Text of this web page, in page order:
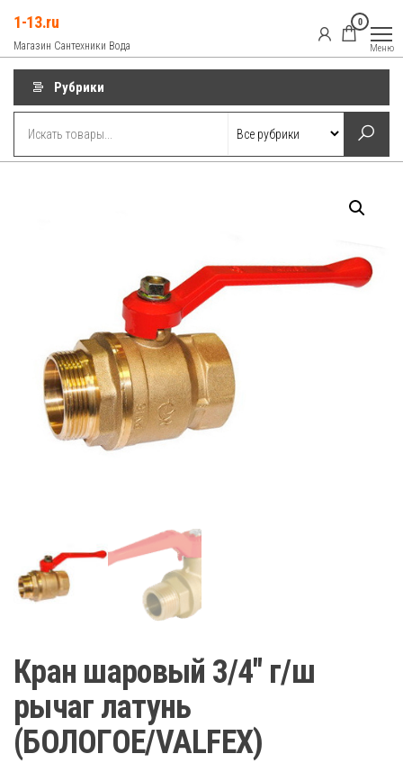
содержимому
1-13.ru
Магазин Сантехники Вода
0
Меню
Рубрики
Кран шаровый 3/4″ г/ш
рычаг латунь
(БОЛОГОЕ/VALFEX)